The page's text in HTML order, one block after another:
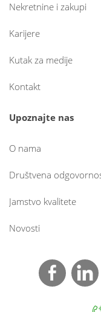
Nekretnine i zakupi
Karijere
Kutak za medije
Kontakt
Upoznajte nas
O nama
Društvena
Jamstvo kvalitete
Novosti